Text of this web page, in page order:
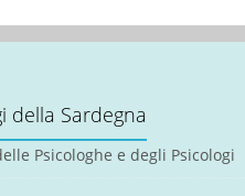
della Sardegna
Psicologhe e degli Psicologi